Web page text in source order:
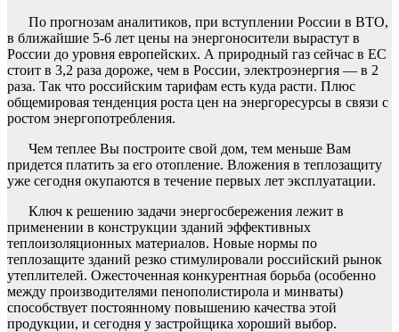
По прогнозам аналитиков, при вступлении России в ВТО,
в ближайшие 5-6 лет цены на энергоносители вырастут в
России до уровня европейских. А природный газ сейчас в ЕС
стоит в 3,2 раза дороже, чем в России, электроэнергия — в 2
раза. Так что российским тарифам есть куда расти. Плюс
общемировая тенденция роста цен на энергоресурсы в связи с
ростом энергопотребления.
Чем теплее Вы построите свой дом, тем меньше Вам
придется платить за его отопление. Вложения в теплозащиту
уже сегодня окупаются в течение первых лет эксплуатации.
Ключ к решению задачи энергосбережения лежит в
применении в конструкции зданий эффективных
теплоизоляционных материалов. Новые нормы по
теплозащите зданий резко стимулировали российский рынок
утеплителей. Ожесточенная конкурентная борьба (особенно
между производителями пенополистирола и минваты)
способствует постоянному повышению качества этой
продукции, и сегодня у застройщика хороший выбор.